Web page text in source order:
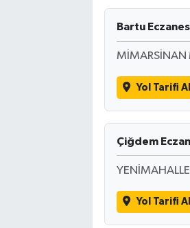
Bartu
MİMARSİNAN
Yol Tarifi Al
Çiğdem
Yol Tarifi Al